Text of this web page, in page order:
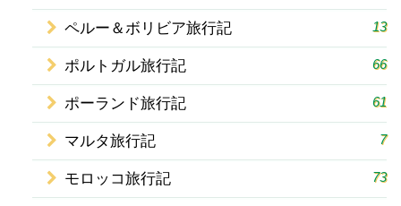
ペルー＆ボリビア旅行記 13
ポルトガル旅行記 66
ポーランド旅行記 61
マルタ旅行記 7
モロッコ旅行記 73